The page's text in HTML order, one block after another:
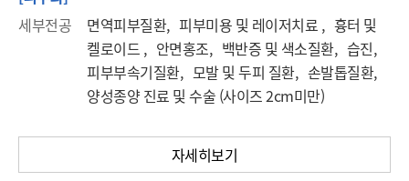
세부전공
면역피부질환, 피부미용 및 레이저치료 , 흉터 및
켈로이드 , 안면홍조, 백반증 및 색소질환, 습진,
피부부속기질환, 모발 및 두피 질환, 손발톱질환,
양성종양 진료 및 수술 (사이즈 2cm미만)
자세히보기